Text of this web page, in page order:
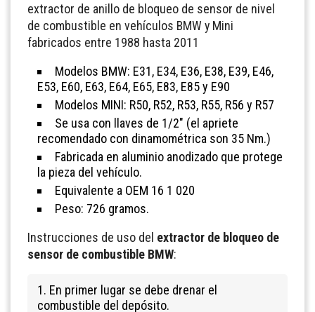
extractor de anillo de bloqueo de sensor de nivel
de combustible en vehículos BMW y Mini
fabricados entre 1988 hasta 2011
Modelos BMW: E31, E34, E36, E38, E39, E46,
E53, E60, E63, E64, E65, E83, E85 y E90
Modelos MINI: R50, R52, R53, R55, R56 y R57
Se usa con llaves de 1/2" (el apriete
recomendado con dinamométrica son 35 Nm.)
Fabricada en aluminio anodizado que protege
la pieza del vehículo.
Equivalente a OEM 16 1 020
Peso: 726 gramos.
Instrucciones de uso del extractor de bloqueo de
sensor de combustible BMW:
1. En primer lugar se debe drenar el
combustible del depósito.